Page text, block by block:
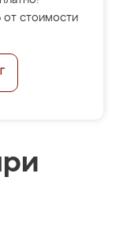
стоимости